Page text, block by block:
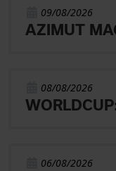
09/08/2026
08/08/2026
06/08/2026